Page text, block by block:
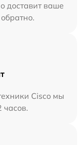
доставит ваше
Cisco мы
часов.